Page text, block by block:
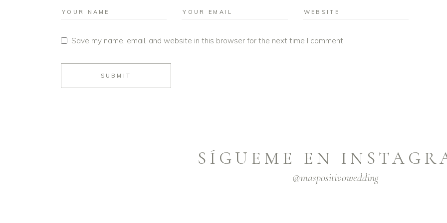
Save my name, email, and website in this browser for the next time I comment.
SUBMIT
SÍGUEME EN
@maspositivowedding